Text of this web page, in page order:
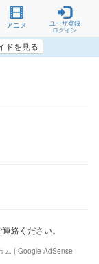
アニメ
ユーザ登録
ログイン
ドを見る
絡ください。
ム | Google AdSense